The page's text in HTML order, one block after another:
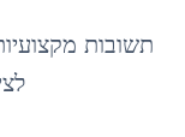
תשובות